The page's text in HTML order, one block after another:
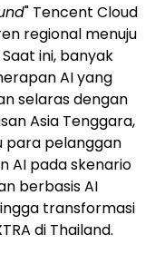
" Tencent Cloud
regional menuju
ini, banyak
AI yang
selaras dengan
Asia Tenggara,
para pelanggan
AI pada skenario
berbasis AI
transformasi
di Thailand.